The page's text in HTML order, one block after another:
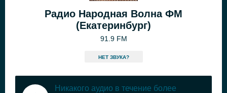
Радио Народная Волна ФМ
(Екатеринбург)
91.9 FM
HЕТ ЗВУКА?
Никакого аудио в течение более